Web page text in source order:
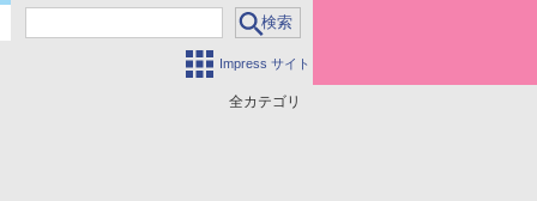
Impress サイト
全カテゴリ